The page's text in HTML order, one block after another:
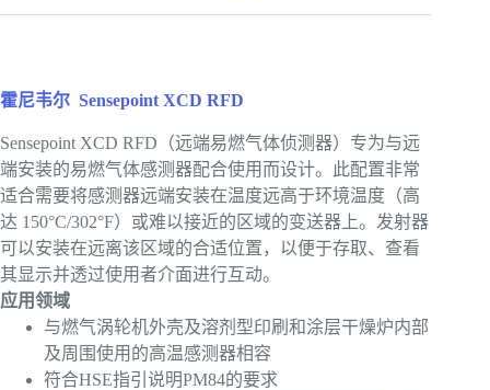
霍尼韦尔 Sensepoint XCD RFD
Sensepoint XCD RFD（远端易燃气体侦测器）专为与远
端安装的易燃气体感测器配合使用而设计。此配置非常
适合需要将感测器远端安装在温度远高于环境温度（高
达 150°C/302°F）或难以接近的区域的变送器上。发射器
可以安装在远离该区域的合适位置，以便于存取、查看
其显示并透过使用者介面进行互动。
应用领域
与燃气涡轮机外壳及溶剂型印刷和涂层干燥炉内部
及周围使用的高温感测器相容
符合HSE指引说明PM84的要求